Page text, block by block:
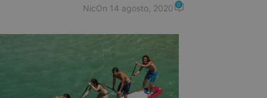
NicOn 14 agosto, 2020 0